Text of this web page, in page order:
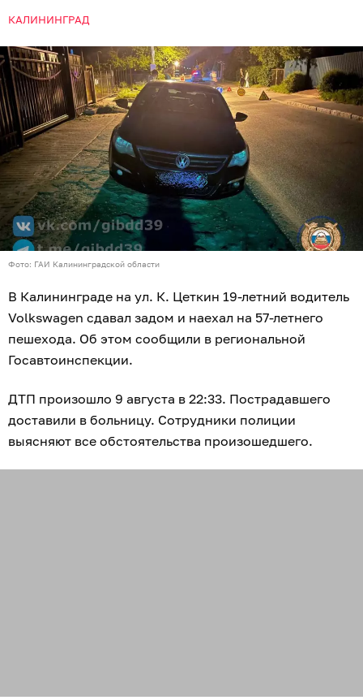
КАЛИНИНГРАД
Фото: ГАИ Калининградской области
В Калининграде на ул. К. Цеткин 19-летний водитель
Volkswagen сдавал задом и наехал на 57-летнего
пешехода. Об этом сообщили в региональной
Госавтоинспекции.
ДТП произошло 9 августа в 22:33. Пострадавшего
доставили в больницу. Сотрудники полиции
выясняют все обстоятельства произошедшего.